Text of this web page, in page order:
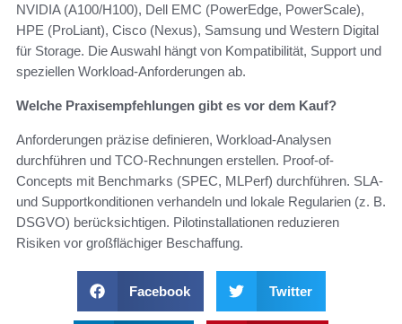
NVIDIA (A100/H100), Dell EMC (PowerEdge, PowerScale),
HPE (ProLiant), Cisco (Nexus), Samsung und Western Digital
für Storage. Die Auswahl hängt von Kompatibilität, Support und
speziellen Workload-Anforderungen ab.
Welche Praxisempfehlungen gibt es vor dem Kauf?
Anforderungen präzise definieren, Workload-Analysen
durchführen und TCO-Rechnungen erstellen. Proof-of-
Concepts mit Benchmarks (SPEC, MLPerf) durchführen. SLA-
und Supportkonditionen verhandeln und lokale Regularien (z. B.
DSGVO) berücksichtigen. Pilotinstallationen reduzieren
Risiken vor großflächiger Beschaffung.
Facebook Twitter